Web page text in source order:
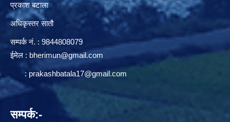
प्रकाश बटाला
अधिकृस्तर सातौ
सम्पर्क न‌ं. : 9844808079
ईमेल : bherimun@gmail.com
: prakashbatala17@gmail.com
सम्पर्क:-